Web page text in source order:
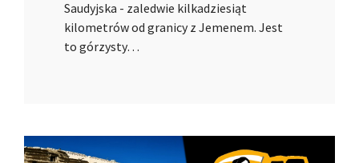
Saudyjska - zaledwie kilkadziesiąt
kilometrów od granicy z Jemenem. Jest
to górzysty…